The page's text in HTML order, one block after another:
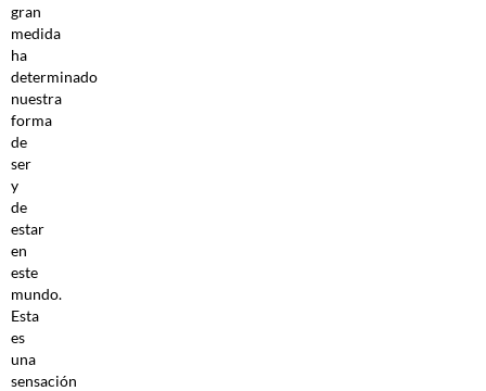
gran
medida
ha
determinado
nuestra
forma
de
ser
y
de
estar
en
este
mundo.
Esta
es
una
sensación